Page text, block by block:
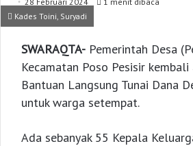
Kades Toini, Suryadi
SWARAQTA- Pemerintah Desa
Kecamatan Poso Pesisir
Bantuan Langsung Tunai Dana
untuk warga setempat.
Ada sebanyak 55 Kepala